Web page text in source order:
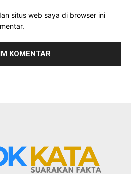
situs web saya di browser ini